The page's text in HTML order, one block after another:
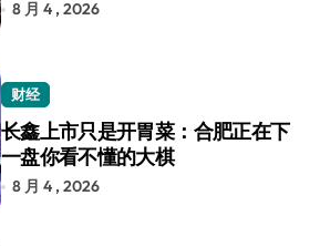
8 月 4 , 2026
财经
长鑫上市只是开胃菜：合肥正在下
一盘你看不懂的大棋
8 月 4 , 2026